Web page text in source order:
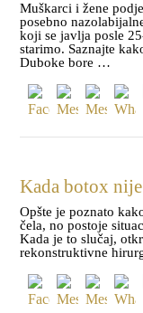
Muškarci i žene
posebno
koji se javlja posle
starimo. Saznajte
Duboke bore …
Kada botox nije
Opšte je poznato
čela, no postoje
Kada je to slučaj,
rekonstruktivne